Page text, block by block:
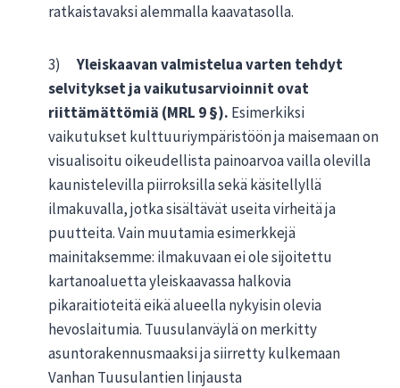
ratkaistavaksi alemmalla kaavatasolla.
3)Yleiskaavan valmistelua varten tehdyt
selvitykset ja vaikutusarvioinnit ovat
riittämättömiä (MRL 9 §). Esimerkiksi
vaikutukset kulttuuriympäristöön ja maisemaan on
visualisoitu oikeudellista painoarvoa vailla olevilla
kaunistelevilla piirroksilla sekä käsitellyllä
ilmakuvalla, jotka sisältävät useita virheitä ja
puutteita. Vain muutamia esimerkkejä
mainitaksemme: ilmakuvaan ei ole sijoitettu
kartanoaluetta yleiskaavassa halkovia
pikaraitioteitä eikä alueella nykyisin olevia
hevoslaitumia. Tuusulanväylä on merkitty
asuntorakennusmaaksi ja siirretty kulkemaan
Vanhan Tuusulantien linjausta